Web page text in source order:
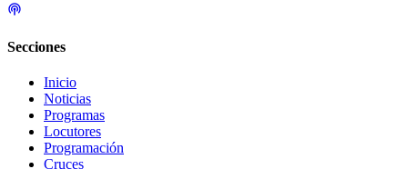
Secciones
Inicio
Noticias
Programas
Locutores
Programación
Cruces